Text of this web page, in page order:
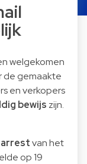
welgekomen
de gemaakte
en verkopers
bewijs zijn.
arrestvan het
op 19